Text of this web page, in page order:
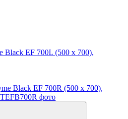
Black EF 700L (500 х 700),